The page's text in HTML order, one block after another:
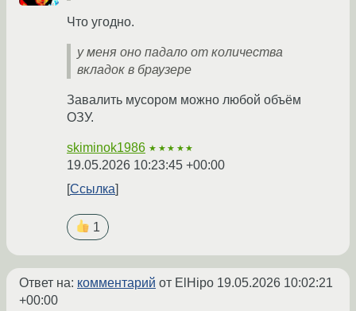
Что угодно.
у меня оно падало от количества
вкладок в браузере
Завалить мусором можно любой объём
ОЗУ.
skiminok1986 ★★★★★
19.05.2026 10:23:45 +00:00
Ссылка
1
Ответ на: комментарий от ElHipo 19.05.2026 10:02:21
+00:00